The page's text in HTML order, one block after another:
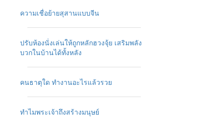
ความเชื่อย้ายสุสานแบบจีน
ปรับห้องนั่งเล่นให้ถูกหลักฮวงจุ้ย เสริมพลัง
บวกในบ้านได้ทั้งหลัง
คนธาตุใด ทำงานอะไรแล้วรวย
ทำไมพระเจ้าถึงสร้างมนุษย์